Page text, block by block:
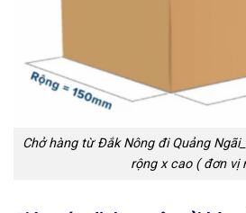
Chở hàng từ Đắk Nông đi Quảng
rộng x cao ( đơn vị